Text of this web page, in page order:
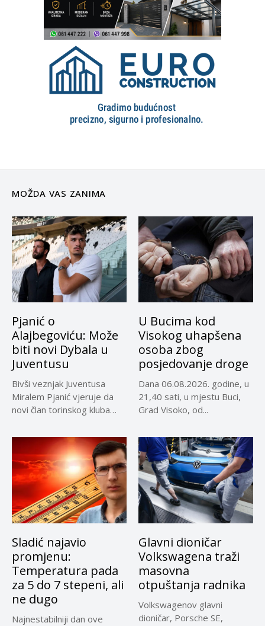
MOŽDA VAS ZANIMA
Pjanić o
Alajbegoviću: Može
biti novi Dybala u
Juventusu
Bivši veznjak Juventusa
Miralem Pjanić vjeruje da
novi član torinskog kluba
U Bucima kod
Visokog uhapšena
osoba zbog
posjedovanje droge
Dana 06.08.2026. godine, u
21,40 sati, u mjestu Buci,
Grad Visoko, od...
Sladić najavio
promjenu:
Temperatura pada
za 5 do 7 stepeni, ali
ne dugo
Najnestabilniji dan ove
Glavni dioničar
Volkswagena traži
masovna
otpuštanja radnika
Volkswagenov glavni
dioničar, Porsche SE,